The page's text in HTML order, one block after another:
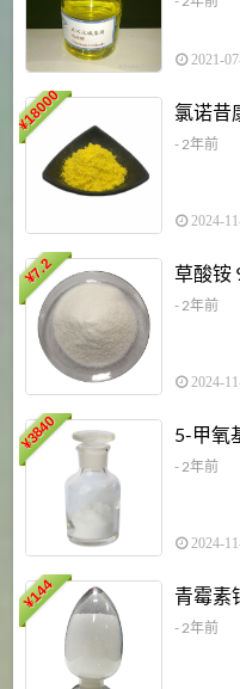
2021-
¥
18000 氯诺昔
- 2年前
2024-
¥
7.2 草酸铵
- 2年前
2024-
¥
3840 5-甲氧
- 2年前
2024-
¥
144 青霉素
- 2年前